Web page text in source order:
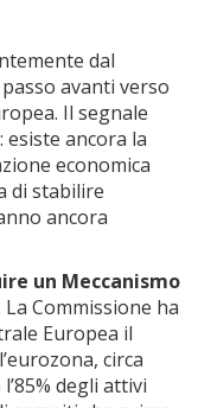
dal
avanti verso
Il segnale
ancora la
economica
di stabilire
ancora
un Meccanismo
La Commissione ha
Europea il
circa
degli attivi